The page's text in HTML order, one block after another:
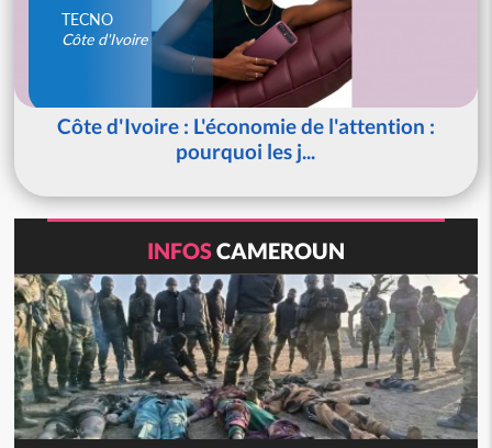
TECNO
Côte d'Ivoire
Côte d'Ivoire : L'économie de l'attention :
pourquoi les j...
INFOSCAMEROUN